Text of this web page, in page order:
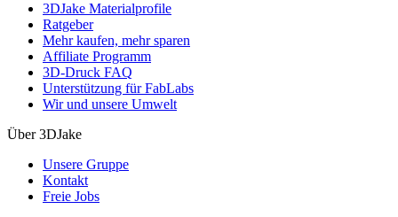
3DJake Materialprofile
Ratgeber
Mehr kaufen, mehr sparen
Affiliate Programm
3D-Druck FAQ
Unterstützung für FabLabs
Wir und unsere Umwelt
Über 3DJake
Unsere Gruppe
Kontakt
Freie Jobs